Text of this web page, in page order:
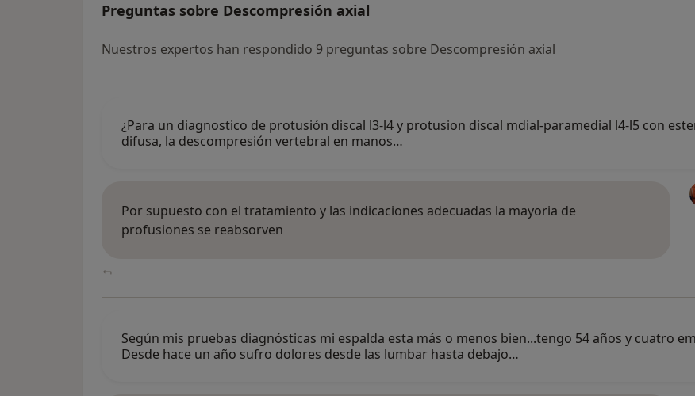
Preguntas sobre Descompresión axial
Nuestros expertos han respondido 9 preguntas sobre Descompresión axial
¿Para un diagnostico de protusión discal l3-l4 y protusion discal mdial-paramedial l4-l5 con
difusa, la descompresión vertebral en manos…
Por supuesto con el tratamiento y las indicaciones adecuadas la mayoria de
profusiones se reabsorven
Según mis pruebas diagnósticas mi espalda esta más o menos bien...tengo 54 años y cuatro
Desde hace un año sufro dolores desde las lumbar hasta debajo…